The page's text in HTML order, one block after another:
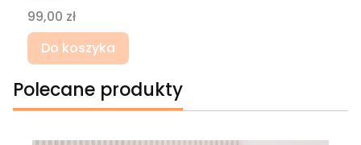
Cena
99,00 zł
Do koszyka
Polecane produkty